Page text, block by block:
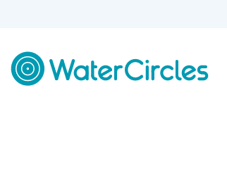
content